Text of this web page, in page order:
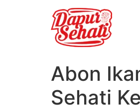
Abon
Sehati